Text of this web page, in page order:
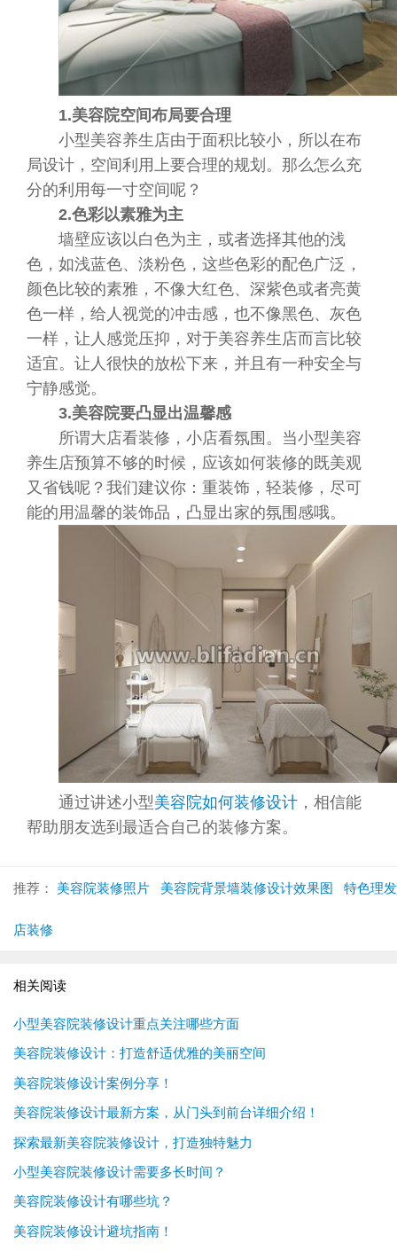
1.美容院空间布局要合理
小型美容养生店由于面积比较小，所以在布
局设计，空间利用上要合理的规划。那么怎么充
分的利用每一寸空间呢？
2.色彩以素雅为主
墙壁应该以白色为主，或者选择其他的浅
色，如浅蓝色、淡粉色，这些色彩的配色广泛，
颜色比较的素雅，不像大红色、深紫色或者亮黄
色一样，给人视觉的冲击感，也不像黑色、灰色
一样，让人感觉压抑，对于美容养生店而言比较
适宜。让人很快的放松下来，并且有一种安全与
宁静感觉。
3.美容院要凸显出温馨感
所谓大店看装修，小店看氛围。当小型美容
养生店预算不够的时候，应该如何装修的既美观
又省钱呢？我们建议你：重装饰，轻装修，尽可
能的用温馨的装饰品，凸显出家的氛围感哦。
通过讲述小型美容院如何装修设计，相信能
帮助朋友选到最适合自己的装修方案。
推荐： 美容院装修照片 美容院背景墙装修设计效果图 特色理发
店装修
相关阅读
小型美容院装修设计重点关注哪些方面
美容院装修设计：打造舒适优雅的美丽空间
美容院装修设计案例分享！
美容院装修设计最新方案，从门头到前台详细介绍！
探索最新美容院装修设计，打造独特魅力
小型美容院装修设计需要多长时间？
美容院装修设计有哪些坑？
美容院装修设计避坑指南！